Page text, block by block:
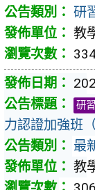
研
教
研習
力認證加強班
最
教